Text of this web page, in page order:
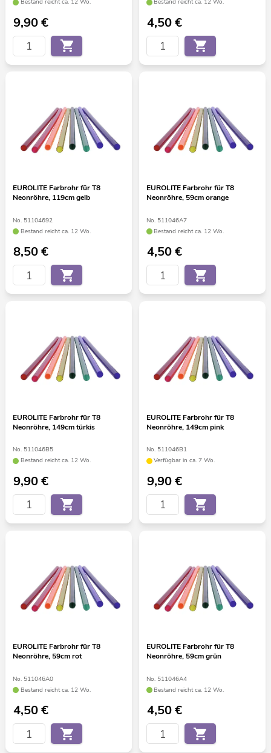
Bestand reicht ca. 12 Wo.
9,90€
Bestand reicht ca. 12 Wo.
4,50€
EUROLITE Farbrohr für T8
Neonröhre, 119cm gelb
No. 51104692
Bestand reicht ca. 12 Wo.
8,50€
EUROLITE Farbrohr für T8
Neonröhre, 59cm orange
No. 511046A7
Bestand reicht ca. 12 Wo.
4,50€
EUROLITE Farbrohr für T8
Neonröhre, 149cm türkis
No. 511046B5
Bestand reicht ca. 12 Wo.
9,90€
EUROLITE Farbrohr für T8
Neonröhre, 149cm pink
No. 511046B1
Verfügbar in ca. 7 Wo.
9,90€
EUROLITE Farbrohr für T8
Neonröhre, 59cm rot
No. 511046A0
Bestand reicht ca. 12 Wo.
4,50€
EUROLITE Farbrohr für T8
Neonröhre, 59cm grün
No. 511046A4
Bestand reicht ca. 12 Wo.
4,50€